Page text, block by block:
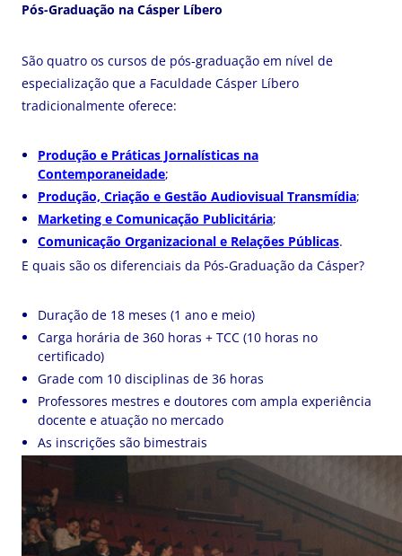
Pós-Graduação na Cásper Líbero
São quatro os cursos de pós-graduação em nível de
especialização que a Faculdade Cásper Líbero
tradicionalmente oferece:
Produção e Práticas Jornalísticas na
Contemporaneidade;
Produção, Criação e Gestão Audiovisual Transmídia;
Marketing e Comunicação Publicitária;
Comunicação Organizacional e Relações Públicas.
E quais são os diferenciais da Pós-Graduação da Cásper?
Duração de 18 meses (1 ano e meio)
Carga horária de 360 horas + TCC (10 horas no
certificado)
Grade com 10 disciplinas de 36 horas
Professores mestres e doutores com ampla experiência
docente e atuação no mercado
As inscrições são bimestrais